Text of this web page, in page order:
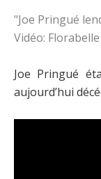
"Joe Pringué
Vidéo:
Joe Pringué
aujourd’hui